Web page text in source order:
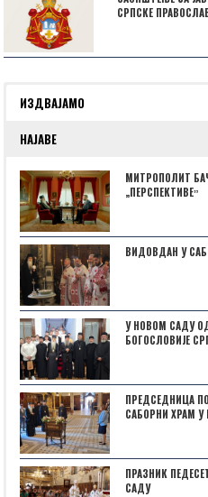
СРПСКЕ
ИЗДВАЈАМО
НАЈАВЕ
МИТРОПОЛИТ
„ПЕРСПЕКТИВЕˮ
ВИДОВДАН У
У НОВОМ САДУ
БОГОСЛОВИЈЕ
ПРЕДСЕДНИЦА
САБОРНИ ХРАМ
ПРАЗНИК
САДУ